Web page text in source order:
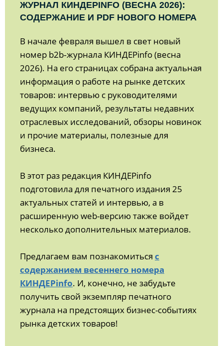
ЖУРНАЛ КИНДЕРINFO (ВЕСНА 2026):
СОДЕРЖАНИЕ И PDF НОВОГО НОМЕРА
В начале февраля вышел в свет новый
номер b2b‑журнала КИНДЕРinfo (весна
2026). На его страницах собрана актуальная
информация о работе на рынке детских
товаров: интервью с руководителями
ведущих компаний, результаты недавних
отраслевых исследований, обзоры новинок
и прочие материалы, полезные для
бизнеса.
В этот раз редакция КИНДЕРinfo
подготовила для печатного издания 25
актуальных статей и интервью, а в
расширенную web-версию также войдет
несколько дополнительных материалов.
Предлагаем вам познакомиться с
содержанием весеннего номера
КИНДЕРinfo. И, конечно, не забудьте
получить свой экземпляр печатного
журнала на предстоящих бизнес-событиях
рынка детских товаров!